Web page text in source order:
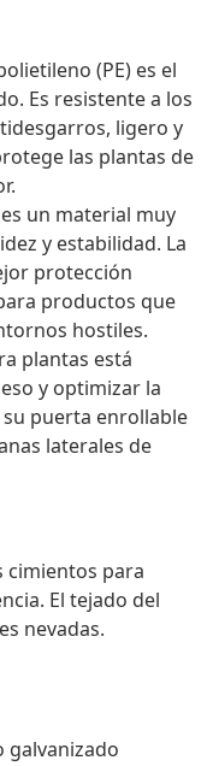
(PE) es el
Es resistente a los
ligero y
las plantas de
un material muy
y estabilidad. La
protección
productos que
hostiles.
plantas está
y optimizar la
puerta enrollable
laterales de
cimientos para
El tejado del
nevadas.
galvanizado